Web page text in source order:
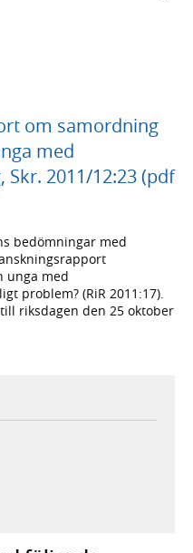
om samordning
med
2011/12:23 (pdf
bedömningar med
unga med
problem? (RiR 2011:17).
riksdagen den 25 oktober
extern webbplats,
webbplats,
extern webbplats,